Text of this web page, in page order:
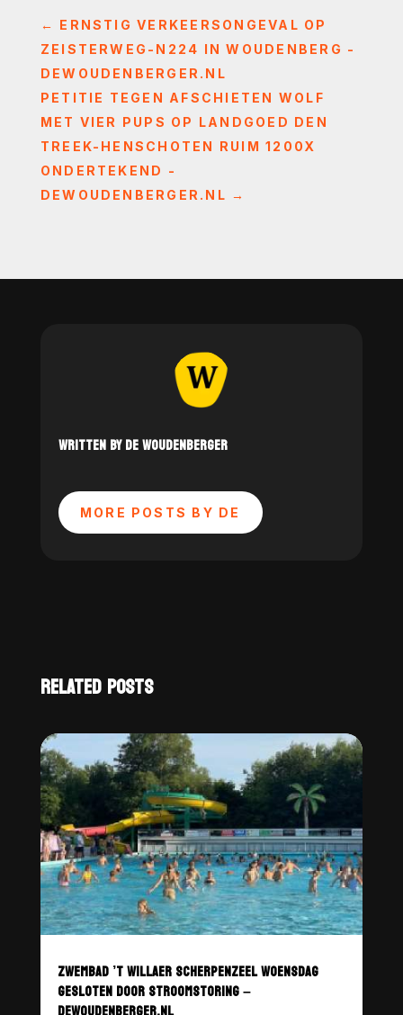
← ERNSTIG VERKEERSONGEVAL OP
ZEISTERWEG-N224 IN WOUDENBERG -
DEWOUDENBERGER.NL
PETITIE TEGEN AFSCHIETEN WOLF
MET VIER PUPS OP LANDGOED DEN
TREEK-HENSCHOTEN RUIM 1200X
ONDERTEKEND -
DEWOUDENBERGER.NL →
WRITTEN BY DE WOUDENBERGER
MORE POSTS BY DE
RELATED POSTS
ZWEMBAD ’T WILLAER SCHERPENZEEL WOENSDAG
GESLOTEN DOOR STROOMSTORING –